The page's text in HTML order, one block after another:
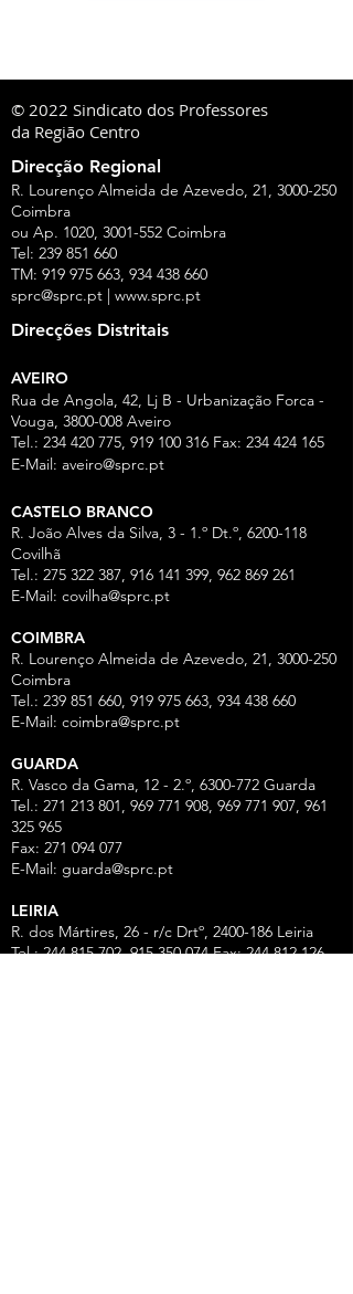
© 2022 Sindicato dos Professores
da Região Centro
Direcção Regional
R. Lourenço Almeida de Azevedo, 21, 3000-250
Coimbra
ou Ap. 1020, 3001-552 Coimbra
Tel: 239 851 660
TM: 919 975 663, 934 438 660
sprc@sprc.pt | www.sprc.pt
Direcções Distritais
AVEIRO
Rua de Angola, 42, Lj B - Urbanização Forca -
Vouga, 3800-008 Aveiro
Tel.: 234 420 775, 919 100 316 Fax: 234 424 165
E-Mail: aveiro@sprc.pt
CASTELO BRANCO
R. João Alves da Silva, 3 - 1.º Dt.º, 6200-118
Covilhã
Tel.: 275 322 387, 916 141 399, 962 869 261
E-Mail: covilha@sprc.pt
COIMBRA
R. Lourenço Almeida de Azevedo, 21, 3000-250
Coimbra
Tel.: 239 851 660, 919 975 663, 934 438 660
E-Mail: coimbra@sprc.pt
GUARDA
R. Vasco da Gama, 12 - 2.º, 6300-772 Guarda
Tel.: 271 213 801, 969 771 908, 969 771 907, 961
325 965
Fax: 271 094 077
E-Mail: guarda@sprc.pt
LEIRIA
R. dos Mártires, 26 - r/c Drtº, 2400-186 Leiria
Tel.:244 815 702, 915 350074 Fax:244 812 126